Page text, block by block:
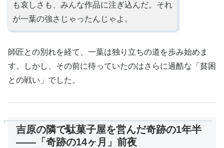
も哀しさも、みんな作品に注ぎ込んだ。それ
が一葉の強さじゃったんじゃよ。
師匠との別れを経て、一葉は独り立ちの道を歩み始めま
す。しかし、その前に待っていたのはさらに過酷な「貧困
との戦い」でした。
吉原の隣で駄菓子屋を営んだ奇跡の1年半
——「奇跡の14ヶ月」前夜